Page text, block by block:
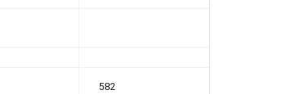
582